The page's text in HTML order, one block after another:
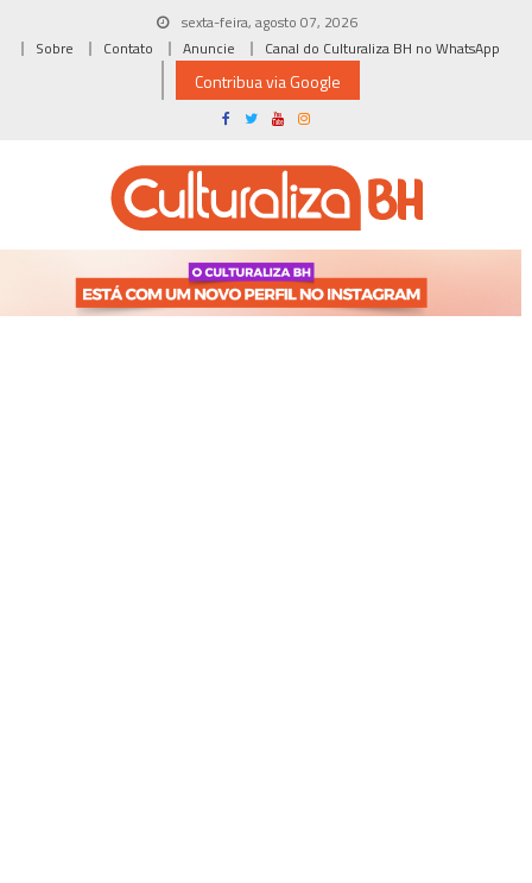
sexta-feira, agosto 07, 2026
Sobre
Contato Anuncie Canal do Culturaliza BH no WhatsApp
Contribua via Google